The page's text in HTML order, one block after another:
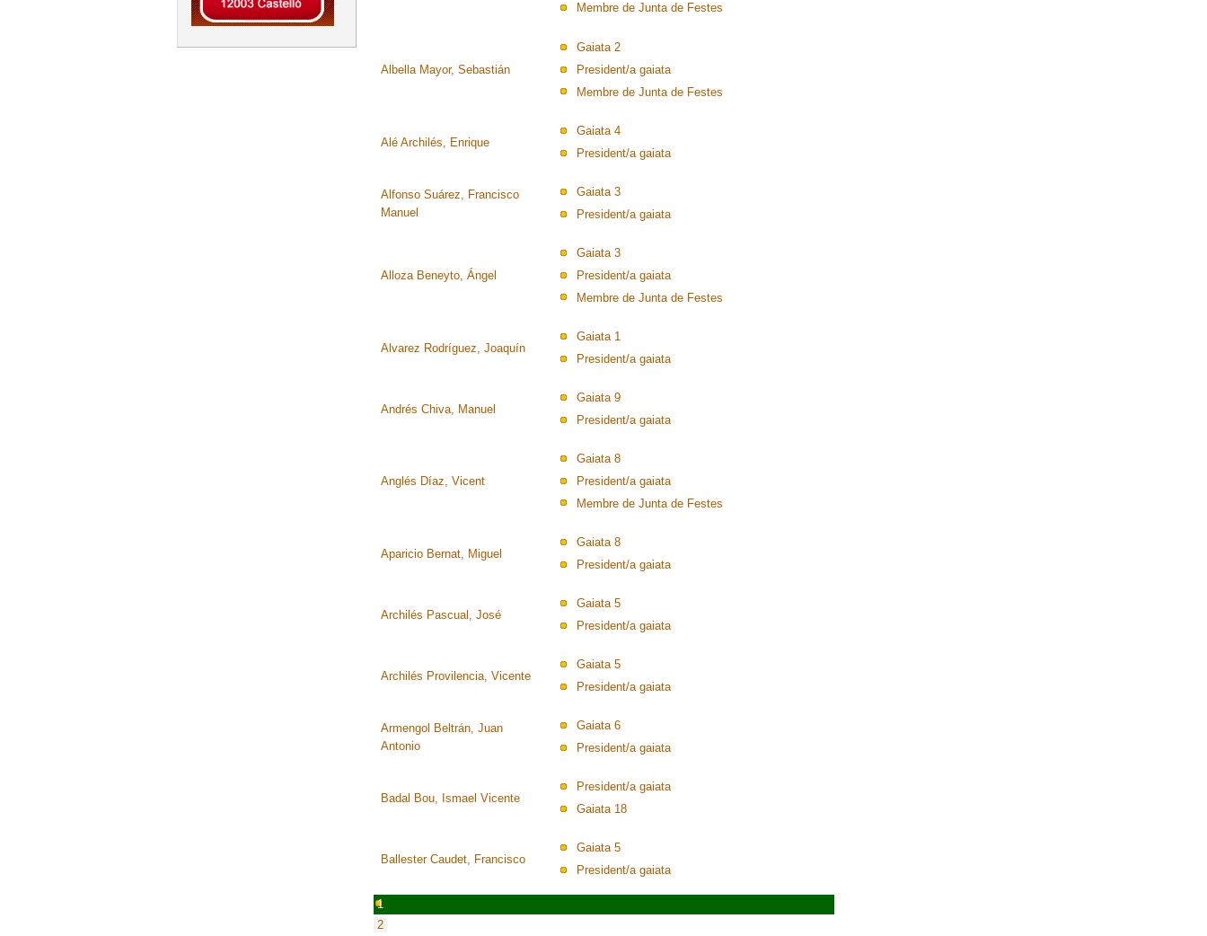
Membre de Junta de Festes
Albella Mayor, Sebastián
Gaiata 2
President/a gaiata
Membre de Junta de Festes
Alé Archilés, Enrique
Gaiata 4
President/a gaiata
Alfonso Suárez, Francisco
Manuel
Gaiata 3
President/a gaiata
Alloza Beneyto, Ángel
Gaiata 3
President/a gaiata
Membre de Junta de Festes
Alvarez Rodríguez, Joaquín
Gaiata 1
President/a gaiata
Andrés Chiva, Manuel
Gaiata 9
President/a gaiata
Anglés Díaz, Vicent
Gaiata 8
President/a gaiata
Membre de Junta de Festes
Aparicio Bernat, Miguel
Gaiata 8
President/a gaiata
Archilés Pascual, José
Gaiata 5
President/a gaiata
Archilés Provilencia, Vicente
Gaiata 5
President/a gaiata
Armengol Beltrán, Juan
Antonio
Gaiata 6
President/a gaiata
Badal Bou, Ismael Vicente
President/a gaiata
Gaiata 18
Ballester Caudet, Francisco
Gaiata 5
President/a gaiata
1
2